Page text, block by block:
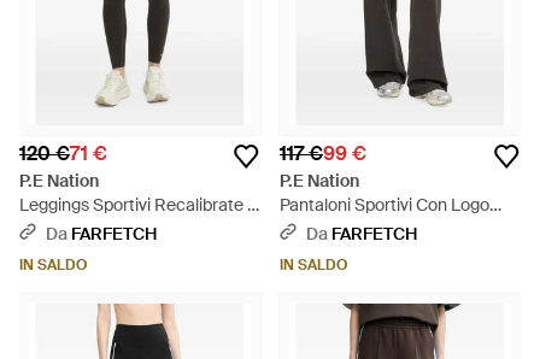
120 €71 €
P.E Nation
Leggings Sportivi Recalibrate -
NeroDa FARFETCH
IN SALDO
117 €99 €
P.E Nation
Pantaloni Sportivi Con Logo
Ricamato - Nero
Da FARFETCH
IN SALDO